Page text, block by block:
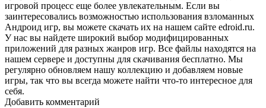
игровой процесс еще более увлекательным. Если вы
заинтересовались возможностью использования взломанных
Андроид игр, вы можете скачать их на нашем сайте edroid.ru.
У нас вы найдете широкий выбор модифицированных
приложений для разных жанров игр. Все файлы находятся на
нашем сервере и доступны для скачивания бесплатно. Мы
регулярно обновляем нашу коллекцию и добавляем новые
игры, так что вы всегда можете найти что-то интересное для
себя.
Добавить комментарий